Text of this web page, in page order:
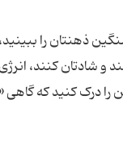
ذهنتان را ببینید،
شادتان کنند،
را درک کنید که گاهی